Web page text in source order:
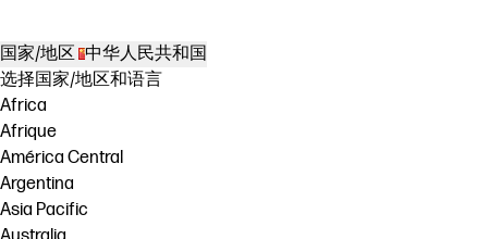
国家/地区 中华人民共和国
选择国家/地区和语言
Africa
Afrique
América Central
Argentina
Asia Pacific